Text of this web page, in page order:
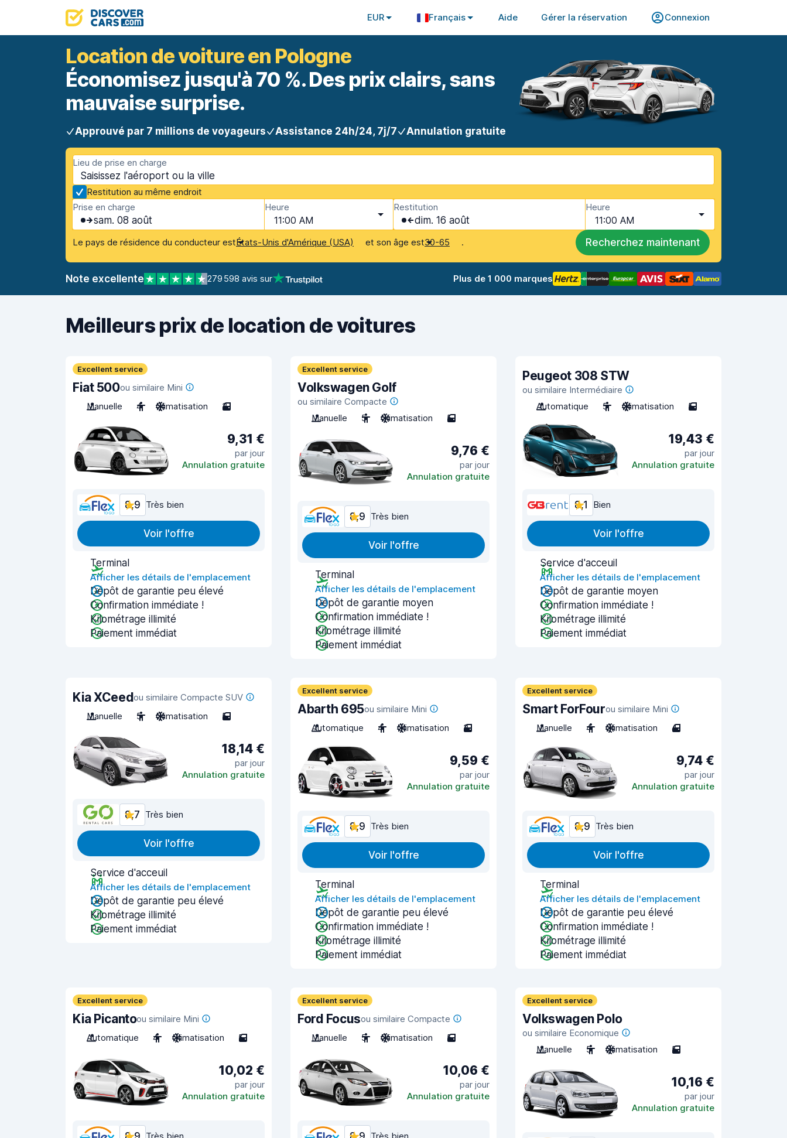
EUR Français Aide Gérer la réservation Connexion
Location de voiture en Pologne
Économisez jusqu'à 70 %. Des prix clairs, sans
mauvaise surprise.
Approuvé par 7 millions de voyageurs Assistance 24h/24, 7j/7 Annulation gratuite
Lieu de prise en charge
Restitution au même endroit
Prise en charge
sam. 08 août
Heure
11:00 AM
Restitution
dim. 16 août
Heure
11:00 AM
Le pays de résidence du conducteur estÉtats-Unis d'Amérique (USA) et son âge est30-65 . Recherchez maintenant
Note excellente 279 598 avis sur Plus de 1 000 marques
Meilleurs prix de location de voitures
Excellent service
Fiat 500ou similaire Mini
Manuelle
4 Climatisation 3
9,31 €
par jour
Annulation gratuite
8,9 Très bien
Voir l'offre
Terminal
Afficher les détails de l'emplacement
Dépôt de garantie peu élevé
Confirmation immédiate !
Kilométrage illimité
Paiement immédiat
Excellent service
Volkswagen Golf
ou similaire Compacte
Manuelle
5 Climatisation 5
9,76 €
par jour
Annulation gratuite
8,9 Très bien
Voir l'offre
Terminal
Afficher les détails de l'emplacement
Dépôt de garantie moyen
Confirmation immédiate !
Kilométrage illimité
Paiement immédiat
Peugeot 308 STW
ou similaire Intermédiaire
Automatique
5 Climatisation 5
19,43 €
par jour
Annulation gratuite
8,1 Bien
Voir l'offre
Service d'acceuil
Afficher les détails de l'emplacement
Dépôt de garantie moyen
Confirmation immédiate !
Kilométrage illimité
Paiement immédiat
Kia XCeedou similaire Compacte SUV
Manuelle
5 Climatisation 5
18,14 €
par jour
Annulation gratuite
8,7 Très bien
Voir l'offre
Service d'acceuil
Afficher les détails de l'emplacement
Dépôt de garantie peu élevé
Kilométrage illimité
Paiement immédiat
Excellent service
Abarth 695ou similaire Mini
Automatique
4 Climatisation 3
9,59 €
par jour
Annulation gratuite
8,9 Très bien
Voir l'offre
Terminal
Afficher les détails de l'emplacement
Dépôt de garantie peu élevé
Confirmation immédiate !
Kilométrage illimité
Paiement immédiat
Excellent service
Smart ForFourou similaire Mini
Manuelle
4 Climatisation 4
9,74 €
par jour
Annulation gratuite
8,9 Très bien
Voir l'offre
Terminal
Afficher les détails de l'emplacement
Dépôt de garantie peu élevé
Confirmation immédiate !
Kilométrage illimité
Paiement immédiat
Excellent service
Kia Picantoou similaire Mini
Automatique
4 Climatisation 5
10,02 €
par jour
Annulation gratuite
Excellent service
Ford Focusou similaire Compacte
Manuelle
5 Climatisation 5
10,06 €
par jour
Annulation gratuite
Excellent service
Volkswagen Polo
ou similaire Economique
Manuelle
5 Climatisation 5
10,16 €
par jour
Annulation gratuite